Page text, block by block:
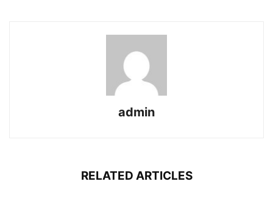
admin
RELATED ARTICLES